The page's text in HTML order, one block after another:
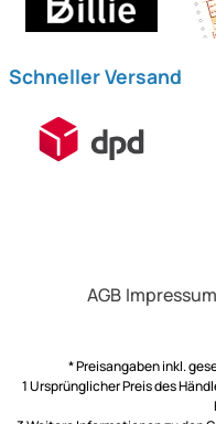
Schneller Versand
AGB Impressum
* Preisangaben inkl.
1 Ursprünglicher Preis des